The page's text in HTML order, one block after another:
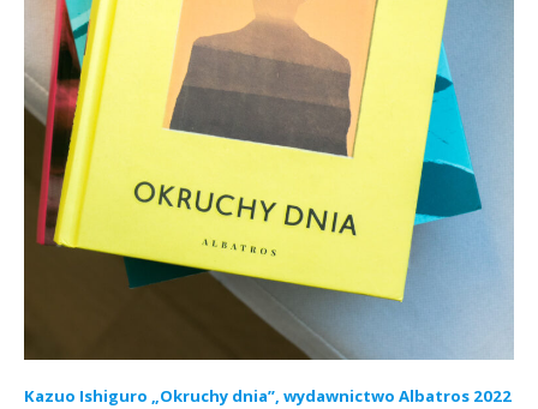
Kazuo Ishiguro „Okruchy dnia”, wydawnictwo Albatros 2022